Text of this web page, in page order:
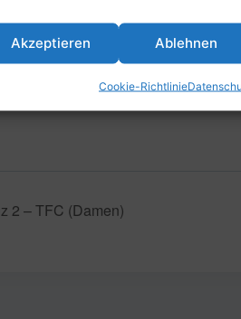
Akzeptieren Ablehnen
Cookie-Richtlinie
2 – TFC (Damen)